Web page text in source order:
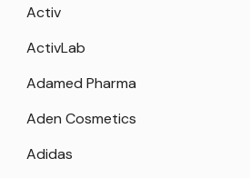
Activ
ActivLab
Adamed Pharma
Aden Cosmetics
Adidas